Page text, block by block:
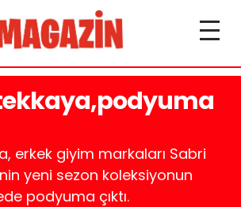
erkek giyim markaları Sabri
yeni sezon koleksiyonun
podyuma çıktı.